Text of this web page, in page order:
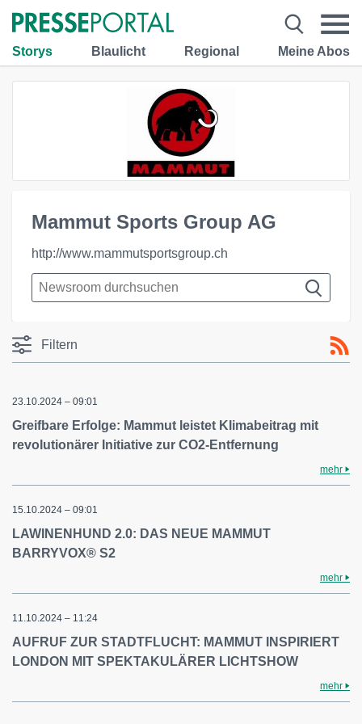
Storys Blaulicht Regional Meine Abos
Mammut Sports Group AG
http://www.mammutsportsgroup.ch
Filtern
23.10.2024 – 09:01
Greifbare Erfolge: Mammut leistet Klimabeitrag mit
revolutionärer Initiative zur CO2-Entfernung
mehr
15.10.2024 – 09:01
LAWINENHUND 2.0: DAS NEUE MAMMUT
BARRYVOX® S2
mehr
11.10.2024 – 11:24
AUFRUF ZUR STADTFLUCHT: MAMMUT INSPIRIERT
LONDON MIT SPEKTAKULÄRER LICHTSHOW
mehr